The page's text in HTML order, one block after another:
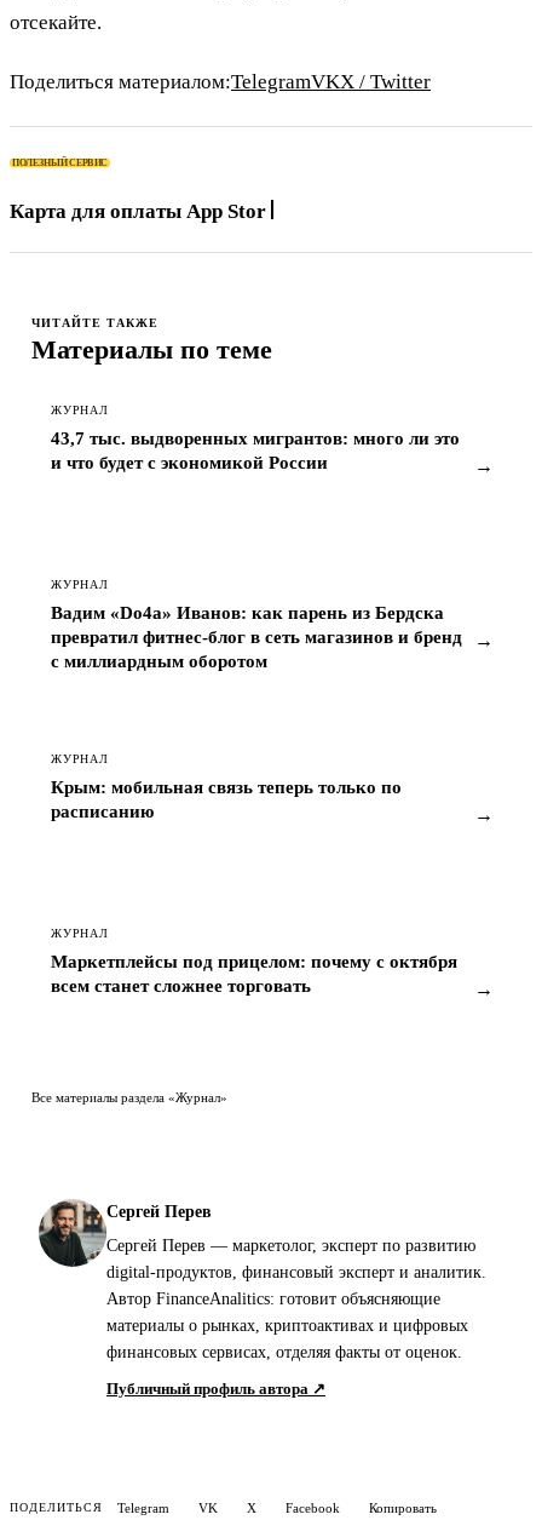
отсекайте.
Поделиться материалом:TelegramVKX / Twitter
ПОЛЕЗНЫЙ СЕРВИС
Карта для оплаты App Store, подписок и зару
ЧИТАЙТЕ ТАКЖЕ
Материалы по теме
ЖУРНАЛ
43,7 тыс. выдворенных мигрантов: много ли это
и что будет с экономикой России
→
ЖУРНАЛ
Вадим «Do4a» Иванов: как парень из Бердска
превратил фитнес-блог в сеть магазинов и бренд
с миллиардным оборотом
→
ЖУРНАЛ
Крым: мобильная связь теперь только по
расписанию
→
ЖУРНАЛ
Маркетплейсы под прицелом: почему с октября
всем станет сложнее торговать
→
Все материалы раздела «Журнал»
Сергей Перев
Сергей Перев — маркетолог, эксперт по развитию
digital-продуктов, финансовый эксперт и аналитик.
Автор FinanceAnalitics: готовит объясняющие
материалы о рынках, криптоактивах и цифровых
финансовых сервисах, отделяя факты от оценок.
Публичный профиль автора ↗
ПОДЕЛИТЬСЯ Telegram VK X Facebook Копировать